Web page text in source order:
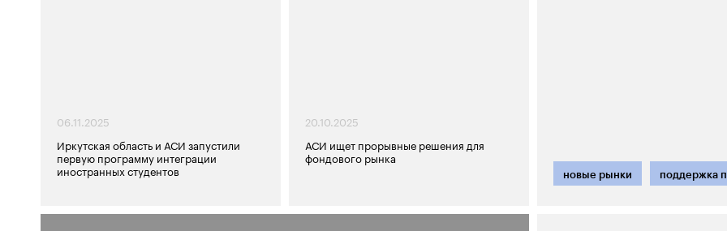
новые рынки поддержка
06.11.2025
Иркутская область и АСИ запустили
первую программу интеграции
иностранных студентов
20.10.2025
АСИ ищет прорывные решения для
фондового рынка